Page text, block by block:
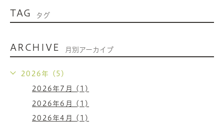
TAG タグ
ARCHIVE 月別アーカイブ
2026年 (5)
2026年7月 (1)
2026年6月 (1)
2026年4月 (1)